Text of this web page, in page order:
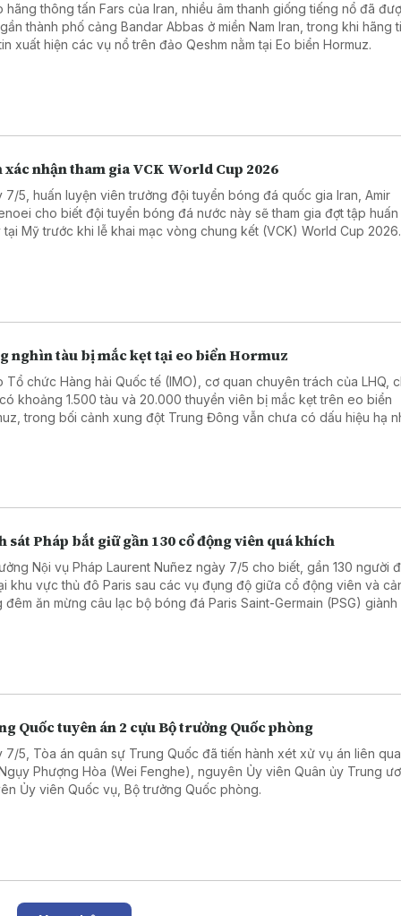
hãng thông tấn Fars của Iran, nhiều âm thanh giống tiếng nổ đã
thành phố cảng Bandar Abbas ở miền Nam Iran, trong khi hãng
xuất hiện các vụ nổ trên đảo Qeshm nằm tại Eo biển Hormuz.
nhận tham gia VCK World Cup 2026
7/5, huấn luyện viên trưởng đội tuyển bóng đá quốc gia Iran, Amir
cho biết đội tuyển bóng đá nước này sẽ tham gia đợt tập huấn
tại Mỹ trước khi lễ khai mạc vòng chung kết (VCK) World Cup 2026.
nghìn tàu bị mắc kẹt tại eo biển Hormuz
Tổ chức Hàng hải Quốc tế (IMO), cơ quan chuyên trách của LHQ,
khoảng 1.500 tàu và 20.000 thuyền viên bị mắc kẹt trên eo biển
trong bối cảnh xung đột Trung Đông vẫn chưa có dấu hiệu hạ
sát Pháp bắt giữ gần 130 cổ động viên quá khích
Nội vụ Pháp Laurent Nuñez ngày 7/5 cho biết, gần 130 người
khu vực thủ đô Paris sau các vụ đụng độ giữa cổ động viên và
đêm ăn mừng câu lạc bộ bóng đá Paris Saint-Germain (PSG)
Quốc tuyên án 2 cựu Bộ trưởng Quốc phòng
7/5, Tòa án quân sự Trung Quốc đã tiến hành xét xử vụ án liên
Phượng Hòa (Wei Fenghe), nguyên Ủy viên Quân ủy Trung
Ủy viên Quốc vụ, Bộ trưởng Quốc phòng.